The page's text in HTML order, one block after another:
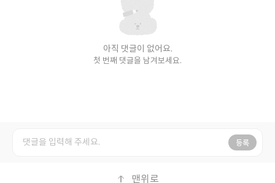
아직 댓글이 없어요.
첫 번째 댓글을 남겨보세요.
등록
맨위로